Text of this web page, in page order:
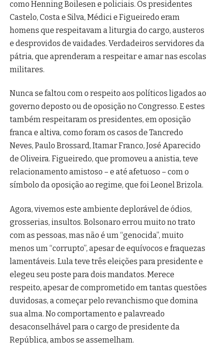
como Henning Boilesen e policiais. Os presidentes
Castelo, Costa e Silva, Médici e Figueiredo eram
homens que respeitavam a liturgia do cargo, austeros
e desprovidos de vaidades. Verdadeiros servidores da
pátria, que aprenderam a respeitar e amar nas escolas
militares.
Nunca se faltou com o respeito aos políticos ligados ao
governo deposto ou de oposição no Congresso. E estes
também respeitaram os presidentes, em oposição
franca e altiva, como foram os casos de Tancredo
Neves, Paulo Brossard, Itamar Franco, José Aparecido
de Oliveira. Figueiredo, que promoveu a anistia, teve
relacionamento amistoso – e até afetuoso – com o
símbolo da oposição ao regime, que foi Leonel Brizola.
Agora, vivemos este ambiente deplorável de ódios,
grosserias, insultos. Bolsonaro errou muito no trato
com as pessoas, mas não é um “genocida”, muito
menos um “corrupto”, apesar de equívocos e fraquezas
lamentáveis. Lula teve três eleições para presidente e
elegeu seu poste para dois mandatos. Merece
respeito, apesar de comprometido em tantas questões
duvidosas, a começar pelo revanchismo que domina
sua alma. No comportamento e palavreado
desaconselhável para o cargo de presidente da
República, ambos se assemelham.